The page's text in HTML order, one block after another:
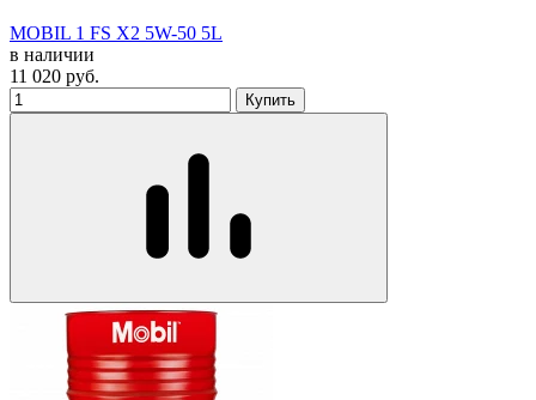
MOBIL 1 FS X2 5W-50 5L
в наличии
11 020 руб.
Купить